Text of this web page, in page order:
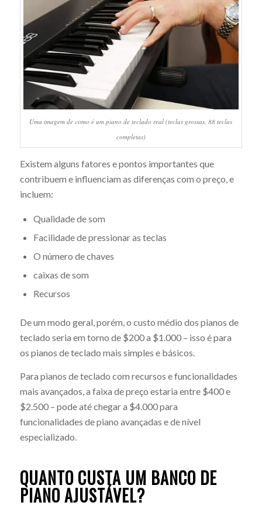
Uma imagem de como é um piano de teclado real (teclas grossas, 88 teclas
completas)
Existem alguns fatores e pontos importantes que
contribuem e influenciam as diferenças com o preço, e
incluem:
Qualidade de som
Facilidade de pressionar as teclas
O número de chaves
caixas de som
Recursos
De um modo geral, porém, o custo médio dos pianos de
teclado seria em torno de $200 a $1.000 – isso é para
os pianos de teclado mais simples e básicos.
Para pianos de teclado com recursos e funcionalidades
mais avançados, a faixa de preço estaria entre $400 e
$2.500 – pode até chegar a $4.000 para
funcionalidades de piano avançadas e de nível
especializado.
QUANTO CUSTA UM BANCO DE
PIANO AJUSTÁVEL?